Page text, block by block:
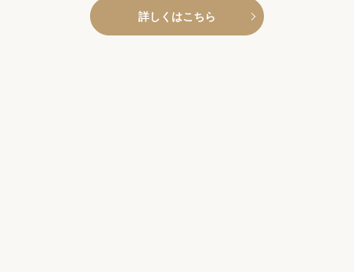
詳しくはこちら